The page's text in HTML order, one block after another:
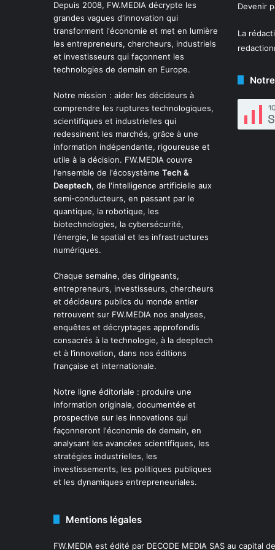
Depuis 2008, FW.MEDIA décrypte les
grandes vagues d'innovation qui
transforment l'économie et met en lumière
les entrepreneurs, chercheurs, industriels
et investisseurs qui façonnent les
technologies de demain en Europe.
Notre mission : aider les décideurs à
comprendre les ruptures technologiques,
scientifiques et industrielles qui
redessinent les marchés, grâce à une
information indépendante, rigoureuse et
utile à la décision. FW.MEDIA couvre
l'ensemble de l'écosystème Tech &
Deeptech, de l'intelligence artificielle aux
semi-conducteurs, en passant par le
quantique, la robotique, les
biotechnologies, la cybersécurité,
l'énergie, le spatial et les infrastructures
numériques.
Chaque semaine, des dirigeants,
entrepreneurs, investisseurs, chercheurs
et décideurs publics du monde entier
retrouvent sur FW.MEDIA nos analyses,
enquêtes et décryptages approfondis
consacrés à la technologie, à la deeptech
et à l’innovation, dans nos éditions
française et internationale.
Notre ligne éditoriale : produire une
information originale, documentée et
prospective sur les innovations qui
façonneront l'économie de demain, en
analysant les avancées scientifiques, les
stratégies industrielles, les
investissements, les politiques publiques
et les dynamiques entrepreneuriales.
Devenir
La
Mentions légales
FW.MEDIA est édité par DECODE MEDIA SAS au capital